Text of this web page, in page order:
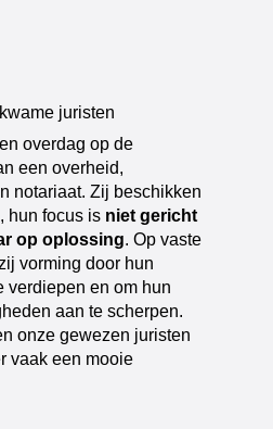
juristen
overdag op de
een overheid,
notariaat. Zij beschikken
, hun focus is niet gericht
op oplossing. Op vaste
vorming door hun
verdiepen en om hun
aan te scherpen.
onze gewezen juristen
vaak een mooie